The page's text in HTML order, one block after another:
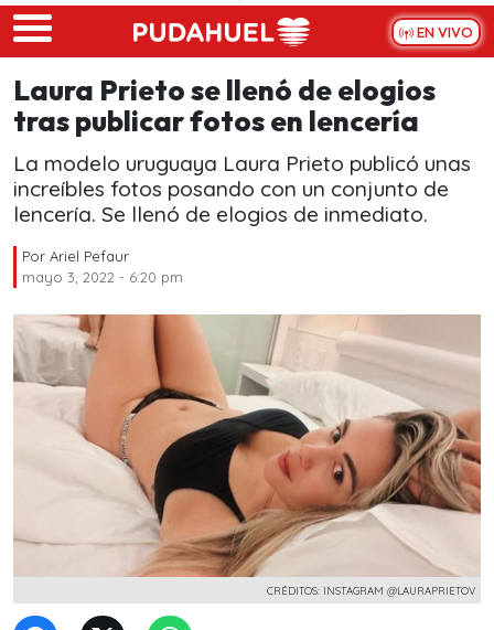
Skip to main content
EN VIVO
Laura Prieto se llenó de elogios
tras publicar fotos en lencería
La modelo uruguaya Laura Prieto publicó unas
increíbles fotos posando con un conjunto de
lencería. Se llenó de elogios de inmediato.
Por Ariel Pefaur
mayo 3, 2022 - 6:20 pm
CRÉDITOS: INSTAGRAM @LAURAPRIETOV